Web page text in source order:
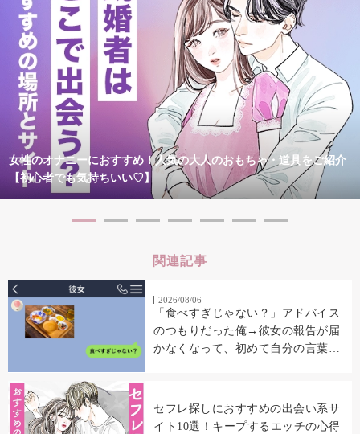
女性のオナニーにおすすめ！人気の大人のおもちゃ・道具をご紹介
【初心者でも気持ちいい♡】
関連記事
2026/08/06
「食べすぎじゃない？」アドバイス
のつもりだった俺→彼女の報告が届
かなくなって、初めて自分の言葉を
セフレ探しにおすすめの出会い系サ
イト10選！キープするエッチの心得